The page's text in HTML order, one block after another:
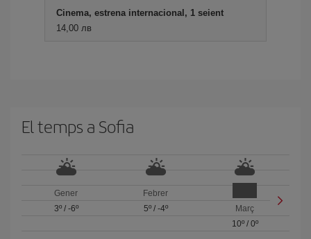
Cinema, estrena internacional, 1 seient
14,00 лв
El temps a Sofia
Gener
3º/ -6º
Febrer
5º/ -4º
Març
10º/ 0º